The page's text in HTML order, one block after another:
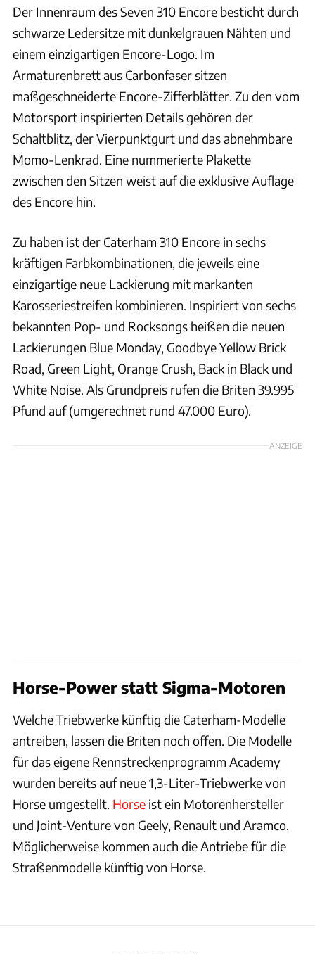
Der Innenraum des Seven 310 Encore besticht durch
schwarze Ledersitze mit dunkelgrauen Nähten und
einem einzigartigen Encore-Logo. Im
Armaturenbrett aus Carbonfaser sitzen
maßgeschneiderte Encore-Zifferblätter. Zu den vom
Motorsport inspirierten Details gehören der
Schaltblitz, der Vierpunktgurt und das abnehmbare
Momo-Lenkrad. Eine nummerierte Plakette
zwischen den Sitzen weist auf die exklusive Auflage
des Encore hin.
Zu haben ist der Caterham 310 Encore in sechs
kräftigen Farbkombinationen, die jeweils eine
einzigartige neue Lackierung mit markanten
Karosseriestreifen kombinieren. Inspiriert von sechs
bekannten Pop- und Rocksongs heißen die neuen
Lackierungen Blue Monday, Goodbye Yellow Brick
Road, Green Light, Orange Crush, Back in Black und
White Noise. Als Grundpreis rufen die Briten 39.995
Pfund auf (umgerechnet rund 47.000 Euro).
ANZEIGE
Horse-Power statt Sigma-Motoren
Welche Triebwerke künftig die Caterham-Modelle
antreiben, lassen die Briten noch offen. Die Modelle
für das eigene Rennstreckenprogramm Academy
wurden bereits auf neue 1,3-Liter-Triebwerke von
Horse umgestellt. Horse ist ein Motorenhersteller
und Joint-Venture von Geely, Renault und Aramco.
Möglicherweise kommen auch die Antriebe für die
Straßenmodelle künftig von Horse.